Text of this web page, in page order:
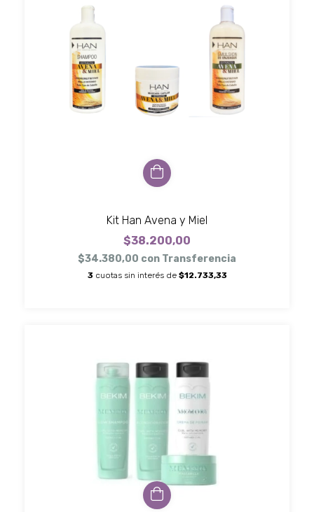
Kit Han Avena y Miel
$38.200,00
$34.380,00 con Transferencia
3 cuotas sin interés de $12.733,33